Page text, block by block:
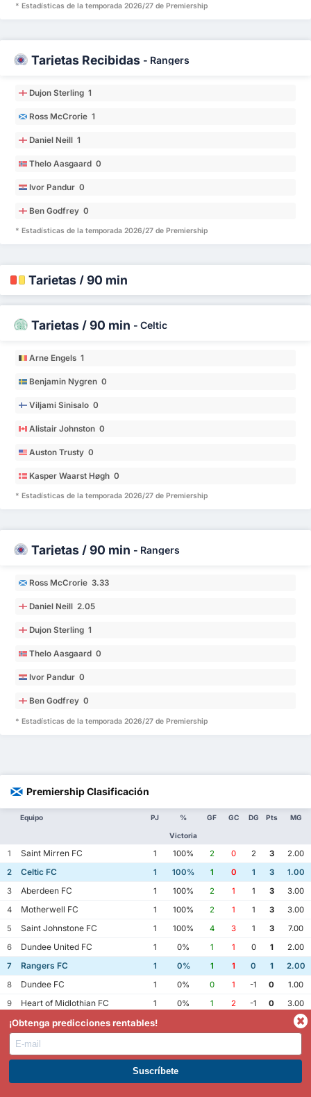
* Estadísticas de la temporada 2026/27 de Premiership
Tarjetas Recibidas - Rangers
Dujon Sterling 1
Ross McCrorie 1
Daniel Neill 1
Thelo Aasgaard 0
Ivor Pandur 0
Ben Godfrey 0
* Estadísticas de la temporada 2026/27 de Premiership
Tarjetas / 90 min
Tarjetas / 90 min - Celtic
Arne Engels 1
Benjamin Nygren 0
Viljami Sinisalo 0
Alistair Johnston 0
Auston Trusty 0
Kasper Waarst Høgh 0
* Estadísticas de la temporada 2026/27 de Premiership
Tarjetas / 90 min - Rangers
Ross McCrorie 3.33
Daniel Neill 2.05
Dujon Sterling 1
Thelo Aasgaard 0
Ivor Pandur 0
Ben Godfrey 0
* Estadísticas de la temporada 2026/27 de Premiership
Premiership Clasificación
Equipo PJ %
Victoria
GF GC DG Pts MG
1 Saint Mirren FC 1 100% 2 0 2 3
2.00
2
Celtic FC 1 100% 1 0 1 3
1.00
3
Aberdeen FC 1 100% 2 1 1 3
3.00
4
Motherwell FC 1 100% 2 1 1 3
3.00
5
Saint Johnstone FC 1 100% 4 3 1 3
7.00
6
Dundee United FC 1 0% 1 1 0 1
2.00
7
Rangers FC 1 0% 1 1 0 1
2.00
8
Dundee FC 1 0% 0 1 -1 0
1.00
9
Heart of Midlothian FC 1 0% 1 2 -1 0
3.00
10 Hibernian FC 1
3.00
Kilmarnock FC
12 Falkirk FC 1 0% 0 2 -2 0 2.00
ÚNETE A PREMIUM. GANA AHORA.
¡Obtenga predicciones rentables!